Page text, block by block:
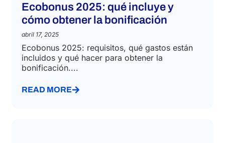
Ecobonus 2025: qué incluye y
cómo obtener la bonificación
abril 17, 2025
Ecobonus 2025: requisitos, qué gastos están
incluidos y qué hacer para obtener la
bonificación....
READ MORE